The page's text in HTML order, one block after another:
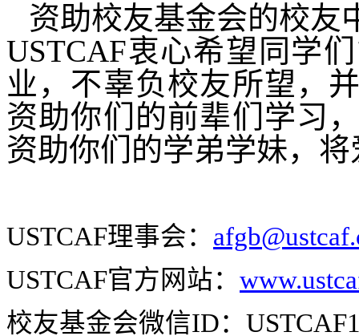
资助校友基金会的校友
USTCAF衷心希望同学
业，不辜负校友所望，
资助你们的前辈们学习
资助你们的学弟学妹，
USTCAF理事会：
USTCAF官方网站：
校友基金会微信ID：